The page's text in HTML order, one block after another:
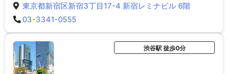
東京都新宿区新宿3丁目17-4 新宿レミナビル 6階
03-3341-0555
渋谷駅 徒歩0分